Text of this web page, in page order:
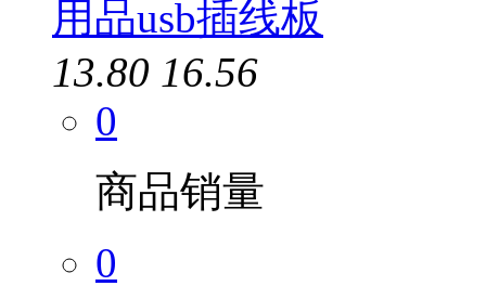
用品usb插线板
13.80 16.56
0
商品销量
0